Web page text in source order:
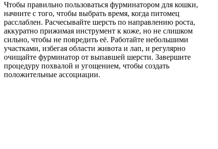
Чтобы правильно пользоваться фурминатором для кошки,
начните с того, чтобы выбрать время, когда питомец
расслаблен. Расчесывайте шерсть по направлению роста,
аккуратно прижимая инструмент к коже, но не слишком
сильно, чтобы не повредить её. Работайте небольшими
участками, избегая области живота и лап, и регулярно
очищайте фурминатор от выпавшей шерсти. Завершите
процедуру похвалой и угощением, чтобы создать
положительные ассоциации.